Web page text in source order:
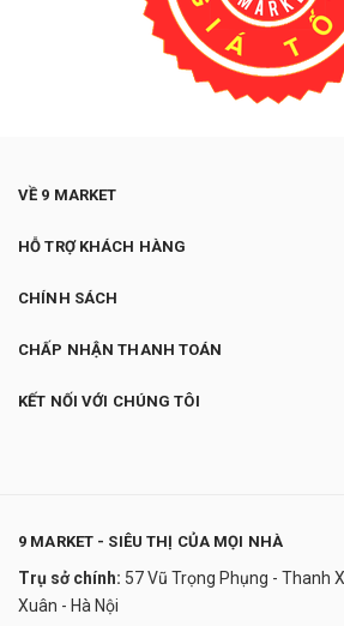
VỀ 9 MARKET
HỖ TRỢ KHÁCH HÀNG
CHÍNH SÁCH
CHẤP NHẬN THANH TOÁN
KẾT NỐI VỚI CHÚNG TÔI
9 MARKET - SIÊU THỊ CỦA MỌI NHÀ
Trụ sở chính: 57 Vũ Trọng Phụng - Thanh
Xuân - Hà Nội